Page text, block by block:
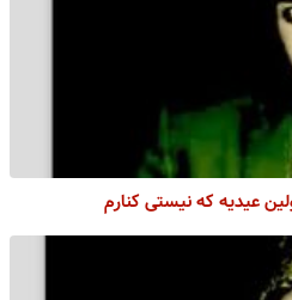
عیدیه که نیستی کنارم